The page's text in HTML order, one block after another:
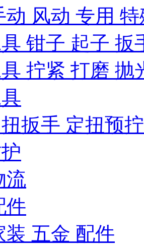
动 风动 专用 特
钳子 起子 扳
拧紧 打磨 抛
扳手 定扭预
流
件
装 五金 配件